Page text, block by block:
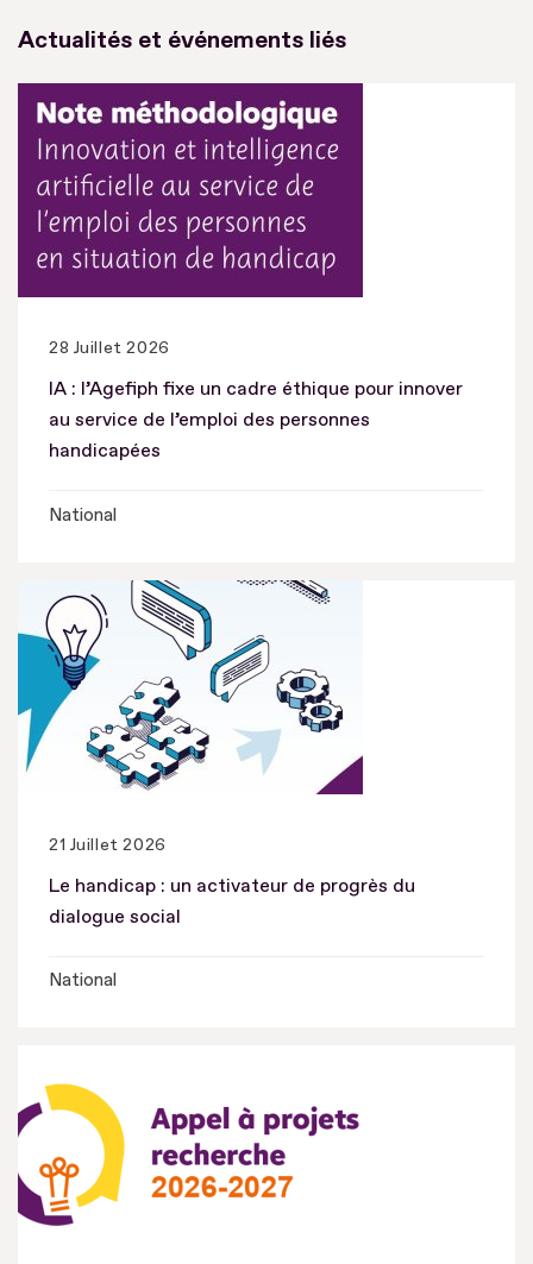
Actualités et événements liés
28 Juillet 2026
IA : l’Agefiph fixe un cadre éthique pour innover
au service de l’emploi des personnes
handicapées
National
21 Juillet 2026
Le handicap : un activateur de progrès du
dialogue social
National